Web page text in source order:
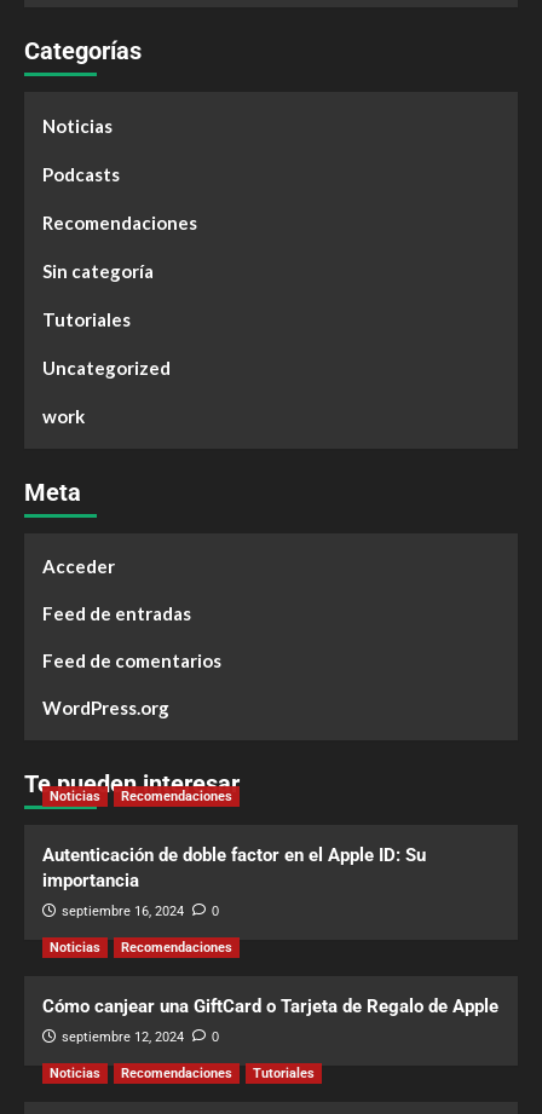
Categorías
Noticias
Podcasts
Recomendaciones
Sin categoría
Tutoriales
Uncategorized
work
Meta
Acceder
Feed de entradas
Feed de comentarios
WordPress.org
Te pueden interesar
Noticias Recomendaciones
Autenticación de doble factor en el Apple ID: Su
importancia
septiembre 16, 2024 0
Noticias Recomendaciones
Cómo canjear una GiftCard o Tarjeta de Regalo de Apple
septiembre 12, 2024 0
Noticias Recomendaciones Tutoriales